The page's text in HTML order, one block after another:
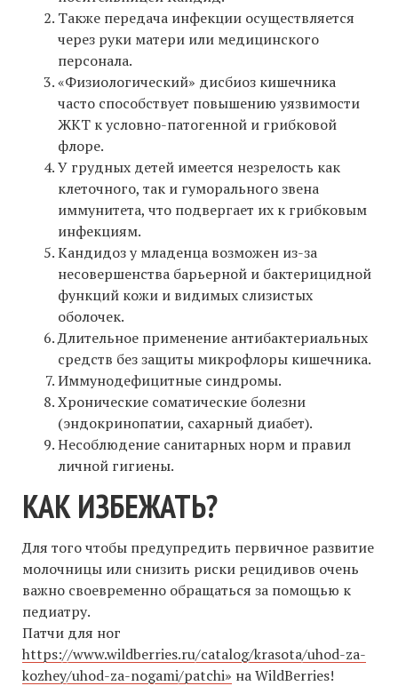
Также передача инфекции осуществляется
через руки матери или медицинского
персонала.
«Физиологический» дисбиоз кишечника
часто способствует повышению уязвимости
ЖКТ к условно-патогенной и грибковой
флоре.
У грудных детей имеется незрелость как
клеточного, так и гуморального звена
иммунитета, что подвергает их к грибковым
инфекциям.
Кандидоз у младенца возможен из-за
несовершенства барьерной и бактерицидной
функций кожи и видимых слизистых
оболочек.
Длительное применение антибактериальных
средств без защиты микрофлоры кишечника.
Иммунодефицитные синдромы.
Хронические соматические болезни
(эндокринопатии, сахарный диабет).
Несоблюдение санитарных норм и правил
личной гигиены.
КАК ИЗБЕЖАТЬ?
Для того чтобы предупредить первичное развитие
молочницы или снизить риски рецидивов очень
важно своевременно обращаться за помощью к
педиатру.
Патчи для ног
https://www.wildberries.ru/catalog/krasota/uhod-za-
kozhey/uhod-za-nogami/patchi» на WildBerries!